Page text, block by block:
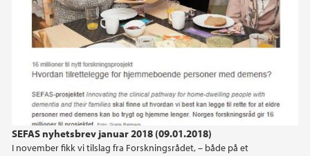
SEFAS nyhetsbrev januar 2018 (09.01.2018)
I november fikk vi tilslag fra Forskningsrådet, – både på et
2023
2021
2020